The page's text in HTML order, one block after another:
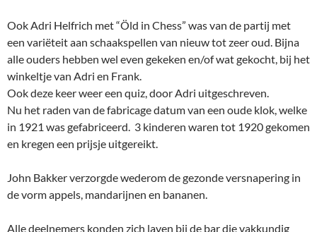
Ook Adri Helfrich met “Öld in Chess” was van de partij met
een variëteit aan schaakspellen van nieuw tot zeer oud. Bijna
alle ouders hebben wel even gekeken en/of wat gekocht, bij het
winkeltje van Adri en Frank.
Ook deze keer weer een quiz, door Adri uitgeschreven.
Nu het raden van de fabricage datum van een oude klok, welke
in 1921 was gefabriceerd. 3 kinderen waren tot 1920 gekomen
en kregen een prijsje uitgereikt.
John Bakker verzorgde wederom de gezonde versnapering in
de vorm appels, mandarijnen en bananen.
Alle deelnemers konden zich laven bij de bar die vakkundig